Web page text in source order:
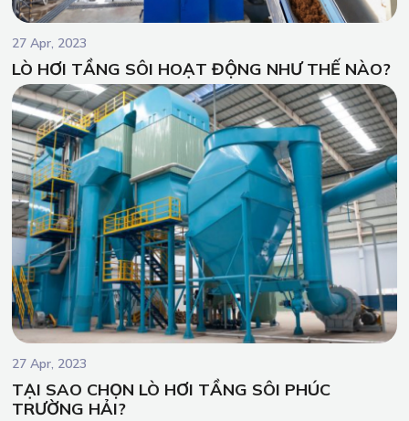
27 Apr, 2023
LÒ HƠI TẦNG SÔI HOẠT ĐỘNG NHƯ THẾ NÀO?
27 Apr, 2023
TẠI SAO CHỌN LÒ HƠI TẦNG SÔI PHÚC
TRƯỜNG HẢI?